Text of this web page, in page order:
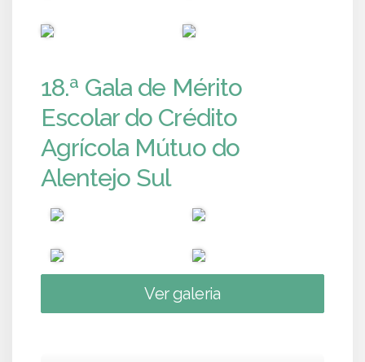
18.ª Gala de Mérito
Escolar do Crédito
Agrícola Mútuo do
Alentejo Sul
Ver galeria